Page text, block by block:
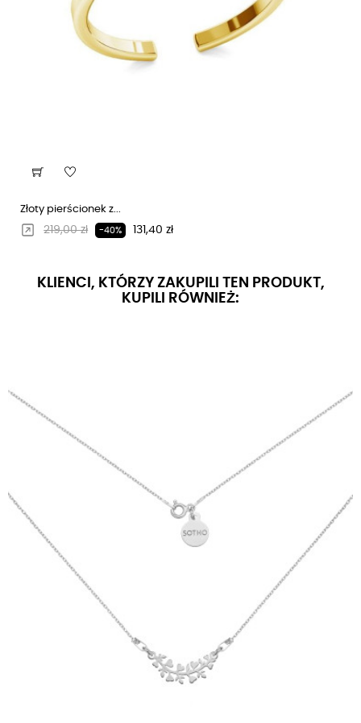
Złoty pierścionek z...
Regularna cena
219,00 zł -40% Cena
131,40 zł
KLIENCI, KTÓRZY ZAKUPILI TEN PRODUKT,
KUPILI RÓWNIEŻ: